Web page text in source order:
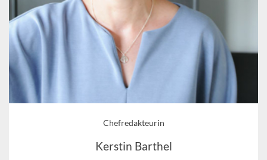
Chefredakteurin
Kerstin Barthel